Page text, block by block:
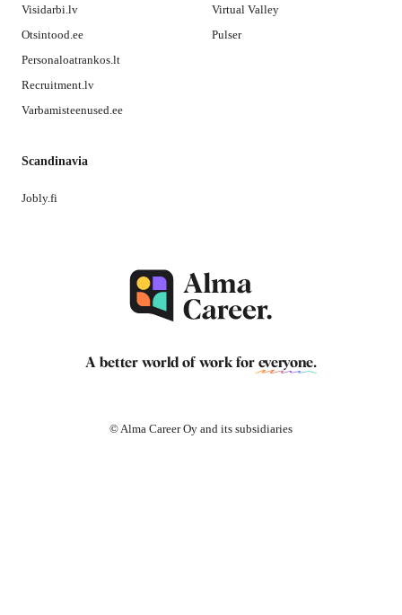
Visidarbi.lv
Otsintood.ee
Personaloatrankos.lt
Recruitment.lv
Varbamisteenused.ee
Virtual Valley
Pulser
Scandinavia
Jobly.fi
A better world of work for everyone.
© Alma Career Oy and its subsidiaries